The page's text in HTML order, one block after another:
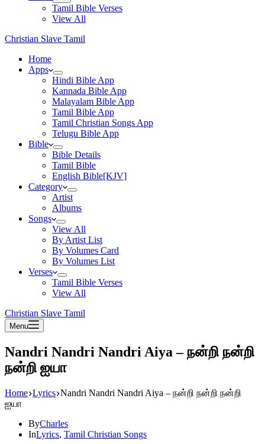
Tamil Bible Verses
View All
Christian Slave Tamil
Home
Apps
Hindi Bible App
Kannada Bible App
Malayalam Bible App
Tamil Bible App
Tamil Christian Songs App
Telugu Bible App
Bible
Bible Details
Tamil Bible
English Bible[KJV]
Category
Artist
Albums
Songs
View All
By Artist List
By Volumes Card
By Volumes List
Verses
Tamil Bible Verses
View All
Christian Slave Tamil
Menu
Nandri Nandri Nandri Aiya – நன்றி நன்றி
நன்றி ஐயா
Home Lyrics Nandri Nandri Nandri Aiya – நன்றி நன்றி நன்றி
ஐயா
ByCharles
InLyrics, Tamil Christian Songs